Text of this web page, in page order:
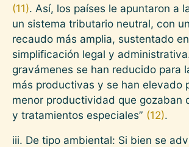
(11). Así, los países le apuntaron a
un sistema tributario neutral, con
recaudo más amplia, sustentado
simplificación legal y
gravámenes se han reducido para
más productivas y se han elevado
menor productividad que gozaban
y tratamientos especiales” (12).
iii. De tipo ambiental: Si bien se